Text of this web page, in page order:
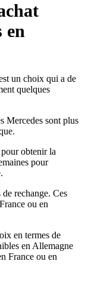
en
un choix qui a de
quelques
Mercedes sont plus
obtenir la
pour
rechange. Ces
ou en
en termes de
en Allemagne
France ou en